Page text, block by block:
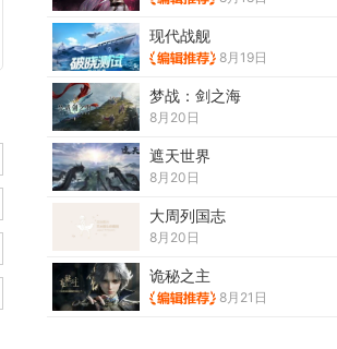
现代战舰
8月19日
梦战：剑之海
8月20日
遮天世界
8月20日
大周列国志
8月20日
诡秘之主
8月21日